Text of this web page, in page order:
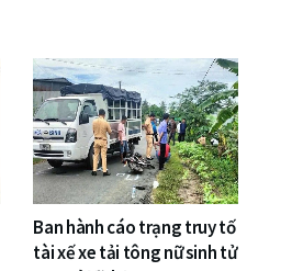
Ban hành cáo trạng truy tố
tài xế xe tải tông nữ sinh tử